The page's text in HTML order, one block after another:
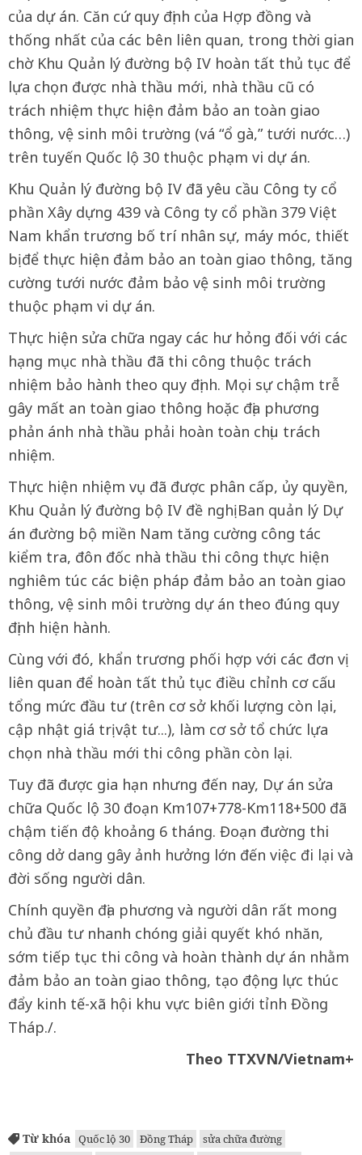
của dự án. Căn cứ quy định của Hợp đồng và
thống nhất của các bên liên quan, trong thời gian
chờ Khu Quản lý đường bộ IV hoàn tất thủ tục để
lựa chọn được nhà thầu mới, nhà thầu cũ có
trách nhiệm thực hiện đảm bảo an toàn giao
thông, vệ sinh môi trường (vá “ổ gà,” tưới nước…)
trên tuyến Quốc lộ 30 thuộc phạm vi dự án.
Khu Quản lý đường bộ IV đã yêu cầu Công ty cổ
phần Xây dựng 439 và Công ty cổ phần 379 Việt
Nam khẩn trương bố trí nhân sự, máy móc, thiết
bị để thực hiện đảm bảo an toàn giao thông, tăng
cường tưới nước đảm bảo vệ sinh môi trường
thuộc phạm vi dự án.
Thực hiện sửa chữa ngay các hư hỏng đối với các
hạng mục nhà thầu đã thi công thuộc trách
nhiệm bảo hành theo quy định. Mọi sự chậm trễ
gây mất an toàn giao thông hoặc địa phương
phản ánh nhà thầu phải hoàn toàn chịu trách
nhiệm.
Thực hiện nhiệm vụ đã được phân cấp, ủy quyền,
Khu Quản lý đường bộ IV đề nghị Ban quản lý Dự
án đường bộ miền Nam tăng cường công tác
kiểm tra, đôn đốc nhà thầu thi công thực hiện
nghiêm túc các biện pháp đảm bảo an toàn giao
thông, vệ sinh môi trường dự án theo đúng quy
định hiện hành.
Cùng với đó, khẩn trương phối hợp với các đơn vị
liên quan để hoàn tất thủ tục điều chỉnh cơ cấu
tổng mức đầu tư (trên cơ sở khối lượng còn lại,
cập nhật giá trị vật tư...), làm cơ sở tổ chức lựa
chọn nhà thầu mới thi công phần còn lại.
Tuy đã được gia hạn nhưng đến nay, Dự án sửa
chữa Quốc lộ 30 đoạn Km107+778-Km118+500 đã
chậm tiến độ khoảng 6 tháng. Đoạn đường thi
công dở dang gây ảnh hưởng lớn đến việc đi lại và
đời sống người dân.
Chính quyền địa phương và người dân rất mong
chủ đầu tư nhanh chóng giải quyết khó nhăn,
sớm tiếp tục thi công và hoàn thành dự án nhằm
đảm bảo an toàn giao thông, tạo động lực thúc
đẩy kinh tế-xã hội khu vực biên giới tỉnh Đồng
Tháp./.
Theo TTXVN/Vietnam+
Từ khóa Quốc lộ 30 Đồng Tháp
sửa chữa đường